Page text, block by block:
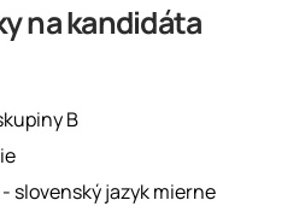
na kandidáta
B
slovenský jazyk mierne